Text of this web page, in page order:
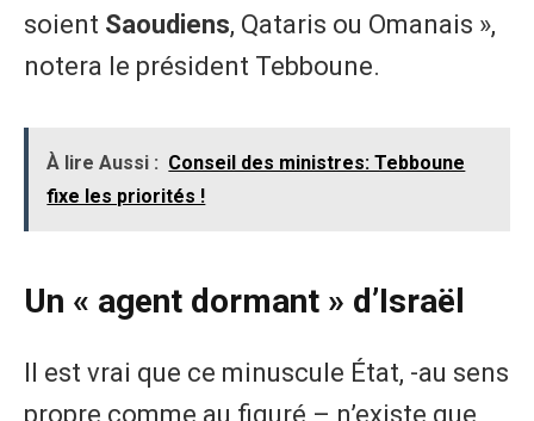
soient Saoudiens, Qataris ou Omanais »,
notera le président Tebboune.
À lire Aussi : Conseil des ministres: Tebboune
fixe les priorités !
Un « agent dormant » d’Israël
Il est vrai que ce minuscule État, -au sens
propre comme au figuré – n’existe que